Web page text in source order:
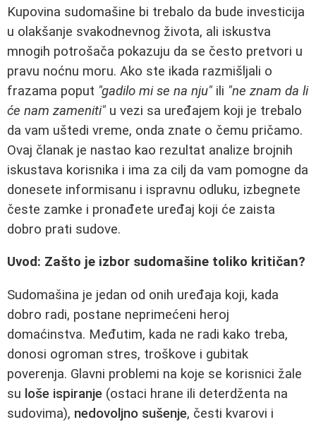
Kupovina sudomašine bi trebalo da bude investicija
u olakšanje svakodnevnog života, ali iskustva
mnogih potrošača pokazuju da se često pretvori u
pravu noćnu moru. Ako ste ikada razmišljali o
frazama poput "gadilo mi se na nju" ili "ne znam da li
će nam zameniti" u vezi sa uređajem koji je trebalo
da vam uštedi vreme, onda znate o čemu pričamo.
Ovaj članak je nastao kao rezultat analize brojnih
iskustava korisnika i ima za cilj da vam pomogne da
donesete informisanu i ispravnu odluku, izbegnete
česte zamke i pronađete uređaj koji će zaista
dobro prati sudove.
Uvod: Zašto je izbor sudomašine toliko kritičan?
Sudomašina je jedan od onih uređaja koji, kada
dobro radi, postane neprimećeni heroj
domaćinstva. Međutim, kada ne radi kako treba,
donosi ogroman stres, troškove i gubitak
poverenja. Glavni problemi na koje se korisnici žale
su loše ispiranje (ostaci hrane ili deterdženta na
sudovima), nedovoljno sušenje, česti kvarovi i